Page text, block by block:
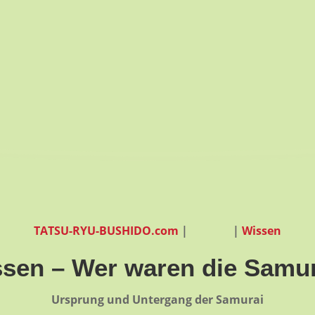
TATSU-RYU-BUSHIDO.com | | Wissen
– Wer waren die
Ursprung und Untergang der Samurai